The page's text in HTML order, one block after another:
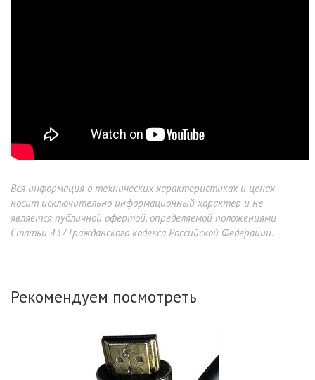
Вся информация о технических характеристиках и ценах
носит исключительно информационный характер и не
является публичной офертой, определяемой положениями
Статьи 437 Гражданского кодекса Российской Федерации.
Рекомендуем посмотреть